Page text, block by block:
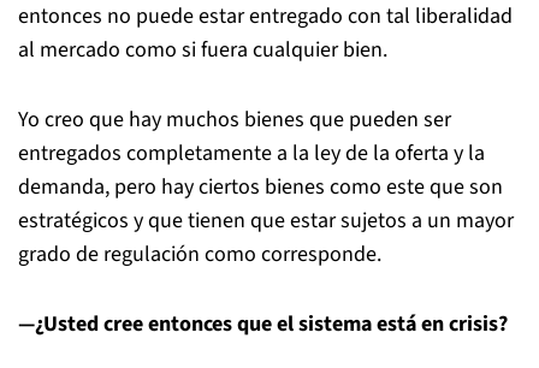
entonces no puede estar entregado con tal liberalidad
al mercado como si fuera cualquier bien.
Yo creo que hay muchos bienes que pueden ser
entregados completamente a la ley de la oferta y la
demanda, pero hay ciertos bienes como este que son
estratégicos y que tienen que estar sujetos a un mayor
grado de regulación como corresponde.
—¿Usted cree entonces que el sistema está en crisis?